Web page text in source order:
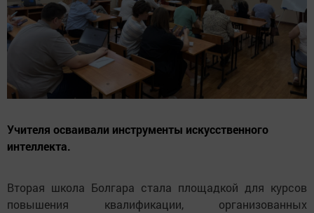
Учителя осваивали инструменты искусственного
интеллекта.
Вторая школа Болгара стала площадкой для курсов
повышения квалификации, организованных